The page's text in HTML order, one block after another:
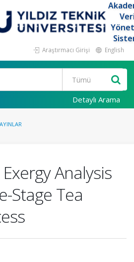
Araştırmacı Girişi English
Detaylı Arama
Analysis
Stage Tea